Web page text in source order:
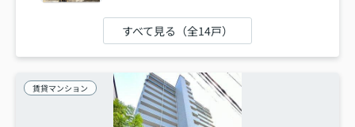
すべて見る（全14戸）
賃貸マンション